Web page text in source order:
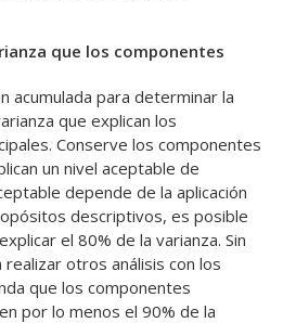
que los componentes
acumulada para determinar la
que explican los
Conserve los componentes
un nivel aceptable de
depende de la aplicación
descriptivos, es posible
el 80% de la varianza. Sin
otros análisis con los
que los componentes
por lo menos el 90% de la